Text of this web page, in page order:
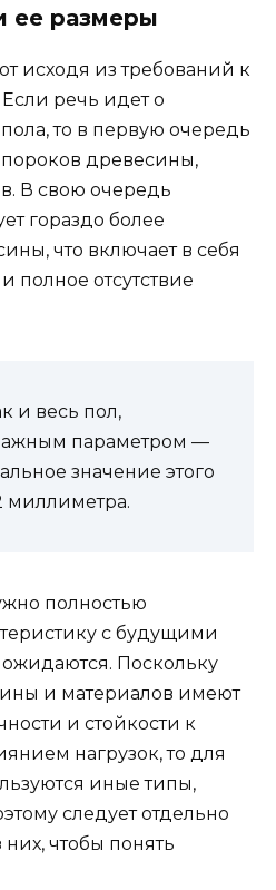
ее размеры
исходя из требований к
речь идет о
то в первую очередь
пороков древесины,
В свою очередь
гораздо более
что включает в себя
полное отсутствие
и весь пол,
параметром —
значение этого
миллиметра.
полностью
с будущими
Поскольку
и материалов имеют
и стойкости к
нагрузок, то для
иные типы,
следует отдельно
чтобы понять